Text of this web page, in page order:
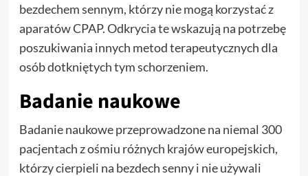
bezdechem sennym, którzy nie mogą korzystać z
aparatów CPAP. Odkrycia te wskazują na potrzebę
poszukiwania innych metod terapeutycznych dla
osób dotkniętych tym schorzeniem.
Badanie naukowe
Badanie naukowe przeprowadzone na niemal 300
pacjentach z ośmiu różnych krajów europejskich,
którzy cierpieli na bezdech senny i nie używali